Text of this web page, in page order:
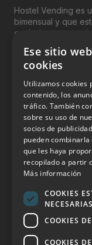
Hostel Vending es
bimensual y que
exclusivamente, a
del “Vending”;
genéricamente
productos y
INFORMACIÓN
Aviso Legal
Política de
Política de Cookies
Política de calidad
Contacto
Ese sitio
cookies
Utilizamos cookies
contenido, los
tráfico. También
sobre su uso de
socios de
pueden
que les haya
recopilado a partir
Más información
COOKIES
NECESARIAS
COOKIES
COOKIES